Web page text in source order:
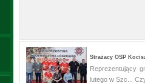
Strażacy OSP
Reprezentujący
lutego w Szc...